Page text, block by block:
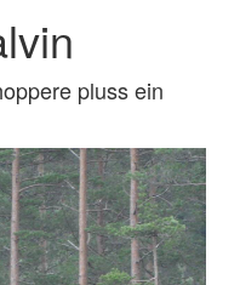
pluss ein